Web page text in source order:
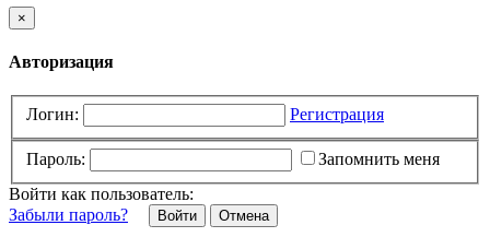
×
Авторизация
Логин: Регистрация
Пароль:
Запомнить меня
Войти как пользователь:
Забыли пароль?
Отмена